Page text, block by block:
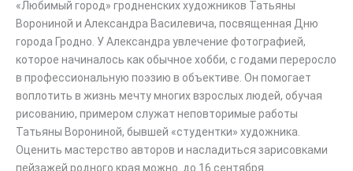
«Любимый город» гродненских художников Татьяны
Ворониной и Александра Василевича, посвященная Дню
города Гродно. У Александра увлечение фотографией,
которое начиналось как обычное хобби, с годами переросло
в профессиональную поэзию в объективе. Он помогает
воплотить в жизнь мечту многих взрослых людей, обучая
рисованию, примером служат неповторимые работы
Татьяны Ворониной, бывшей «студентки» художника.
Оценить мастерство авторов и насладиться зарисовками
пейзажей родного края можно до 16 сентября.